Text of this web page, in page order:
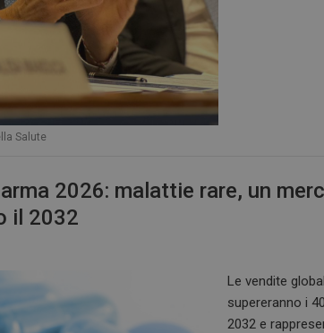
Salute
2026: malattie rare, un
il 2032
Le vendite
supereranno i
2032 e